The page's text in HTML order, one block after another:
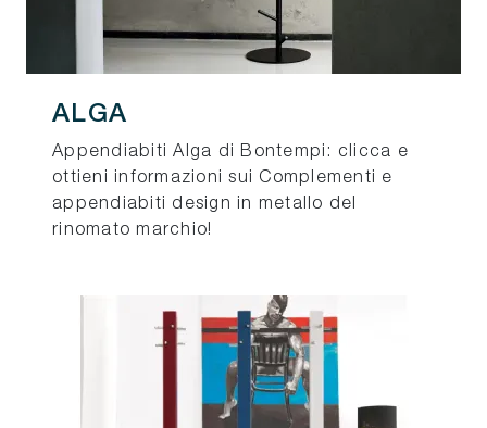
ALGA
Appendiabiti Alga di Bontempi: clicca e
ottieni informazioni sui Complementi e
appendiabiti design in metallo del
rinomato marchio!